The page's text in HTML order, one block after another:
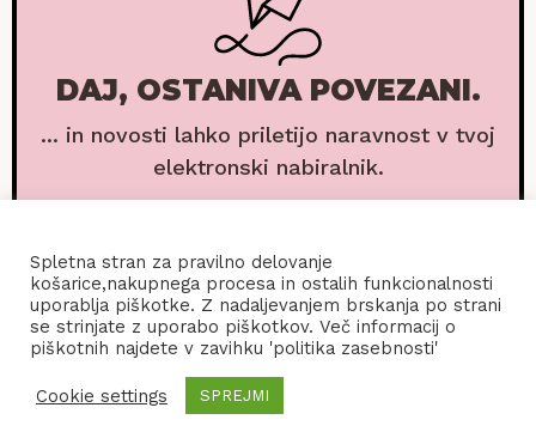
DAJ, OSTANIVA POVEZANI.
... in novosti lahko priletijo naravnost v tvoj
elektronski nabiralnik.
Spletna stran za pravilno delovanje
košarice,nakupnega procesa in ostalih funkcionalnosti
uporablja piškotke. Z nadaljevanjem brskanja po strani
se strinjate z uporabo piškotkov. Več informacij o
piškotnih najdete v zavihku 'politika zasebnosti'
Cookie settings SPREJMI